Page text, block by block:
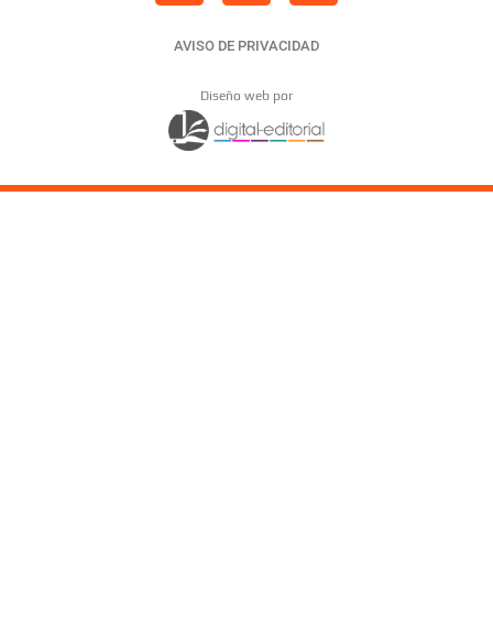
AVISO DE PRIVACIDAD
Diseño web por